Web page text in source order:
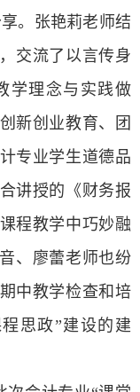
。张艳莉老师结
交流了以言传身
学理念与实践做
新创业教育、团
专业学生道德品
讲授的《财务报
程教学中巧妙融
、廖蕾老师也纷
中教学检查和培
思政”建设的建